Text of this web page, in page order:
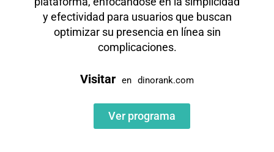
y efectividad para usuarios que buscan
optimizar su presencia en línea sin
complicaciones.
Visitar en dinorank.com
Ver programa